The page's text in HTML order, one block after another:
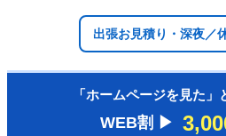
出張お見積り・深夜
「ホームページを見た
WEB割 ▶︎